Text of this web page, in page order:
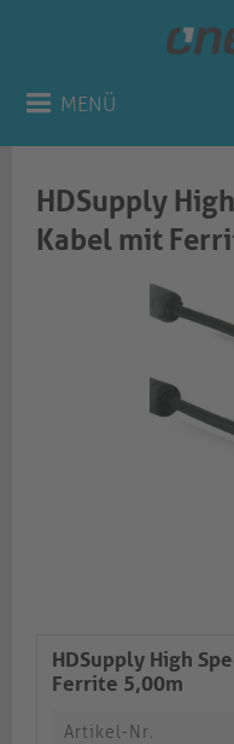
MENÜ
HDSupply
Kabel mit
HDSupply High
Ferrite 5,00m
Artikel-Nr.